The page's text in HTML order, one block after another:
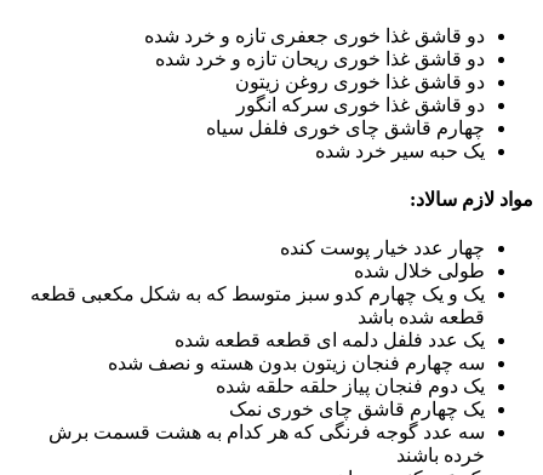
دو قاشق غذا خوری جعفری تازه و خرد شده
دو قاشق غذا خوری ریحان تازه و خرد شده
دو قاشق غذا خوری روغن زیتون
دو قاشق غذا خوری سرکه انگور
چهارم قاشق چای خوری فلفل سیاه
یک حبه سیر خرد شده
مواد لازم سالاد:
چهار عدد خیار پوست کنده
طولی خلال شده
یک و یک چهارم کدو سبز متوسط که به شکل مکعبی قطعه
قطعه شده باشد
یک عدد فلفل دلمه ای قطعه قطعه شده
سه چهارم فنجان زیتون بدون هسته و نصف شده
یک دوم فنجان پیاز حلقه حلقه شده
یک چهارم قاشق چای خوری نمک
سه عدد گوجه فرنگی که هر کدام به هشت قسمت برش
خرده باشند